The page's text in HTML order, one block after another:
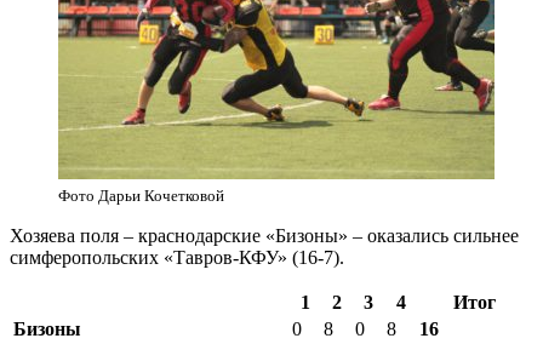
Фото Дарьи Кочетковой
Хозяева поля – краснодарские «Бизоны» – оказались сильнее
симферопольских «Тавров-КФУ» (16-7).
1 2 3 4
Итог
Бизоны
0 8 0 8
16